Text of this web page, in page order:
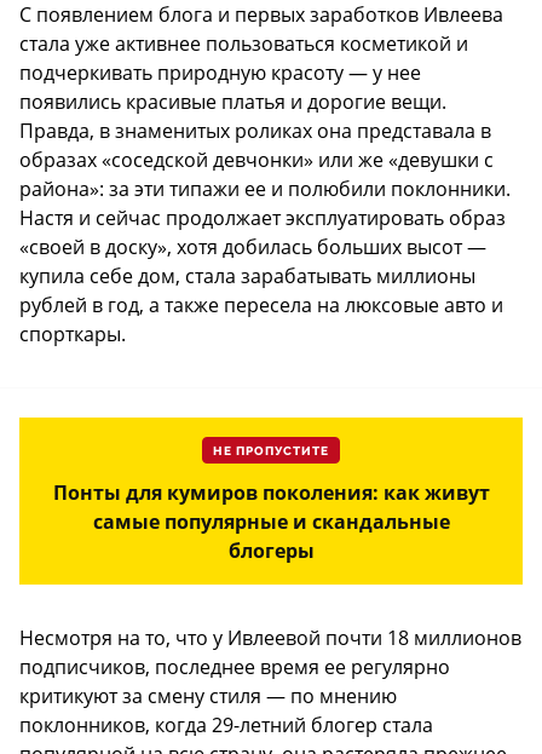
С появлением блога и первых заработков Ивлеева
стала уже активнее пользоваться косметикой и
подчеркивать природную красоту — у нее
появились красивые платья и дорогие вещи.
Правда, в знаменитых роликах она представала в
образах «соседской девчонки» или же «девушки с
района»: за эти типажи ее и полюбили поклонники.
Настя и сейчас продолжает эксплуатировать образ
«своей в доску», хотя добилась больших высот —
купила себе дом, стала зарабатывать миллионы
рублей в год, а также пересела на люксовые авто и
спорткары.
НЕ ПРОПУСТИТЕ
Понты для кумиров поколения: как живут
самые популярные и скандальные
блогеры
Несмотря на то, что у Ивлеевой почти 18 миллионов
подписчиков, последнее время ее регулярно
критикуют за смену стиля — по мнению
поклонников, когда 29-летний блогер стала